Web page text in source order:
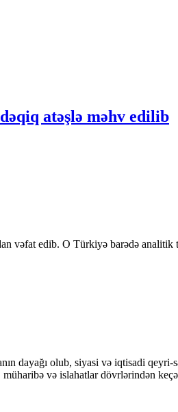
atəşlə məhv edilib
vəfat edib. O Türkiyə barədə
dayağı olub, siyasi və iqtisadi
və islahatlar dövrlərindən